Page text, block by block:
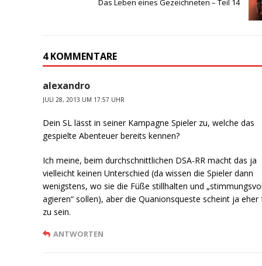
Das Leben eines Gezeichneten – Teil 14
4 KOMMENTARE
alexandro
JULI 28, 2013 UM 17:57 UHR
Dein SL lässt in seiner Kampagne Spieler zu, welche das
gespielte Abenteuer bereits kennen?
Ich meine, beim durchschnittlichen DSA-RR macht das ja
vielleicht keinen Unterschied (da wissen die Spieler dann
wenigstens, wo sie die Füße stillhalten und
agieren“ sollen), aber die Quanionsqueste scheint ja eher
zu sein.
ANTWORTEN